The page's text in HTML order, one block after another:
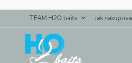
TEAM H2O baits Jak